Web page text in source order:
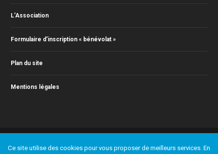
L’Association
Formulaire d’inscription « bénévolat »
Plan du site
Mentions légales
RONTEY ( webmaster@actionjazz.fr )
Ce site utilise des cookies pour vous proposer de meilleurs services. En